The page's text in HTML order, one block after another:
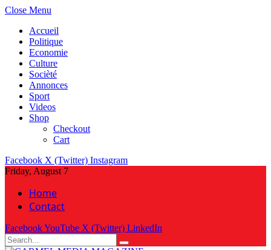
Close Menu
Accueil
Politique
Economie
Culture
Socièté
Annonces
Sport
Videos
Shop
Checkout
Cart
Facebook X (Twitter) Instagram
Friday, August 7
Home
Contact
FacebookYouTube X (Twitter) LinkedIn